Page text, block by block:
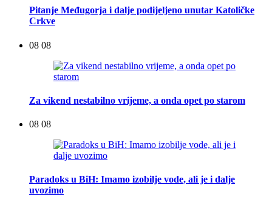
Pitanje Međugorja i dalje podijeljeno unutar Katoličke
Crkve
08 08
Za vikend nestabilno vrijeme, a onda opet po starom
08 08
Paradoks u BiH: Imamo izobilje vode, ali je i dalje
uvozimo